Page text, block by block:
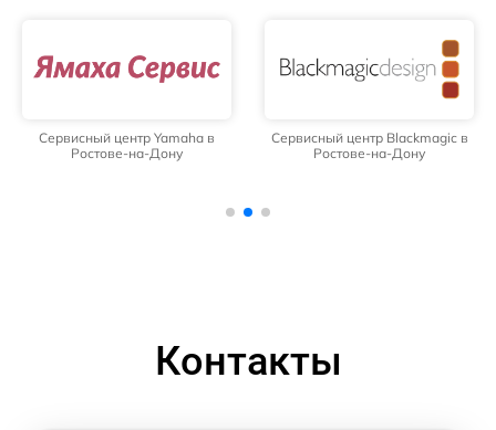
Сервисный центр Yamaha в
Ростове-на-Дону
Сервисный центр Blackmagic в
Ростове-на-Дону
Контакты